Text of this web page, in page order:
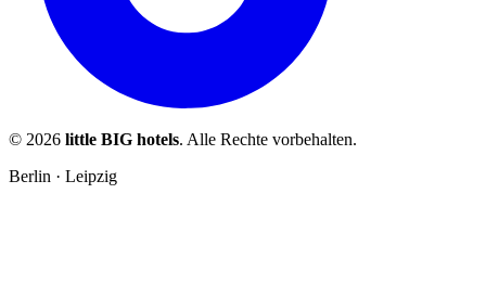
© 2026 little BIG hotels. Alle Rechte vorbehalten.
Berlin · Leipzig